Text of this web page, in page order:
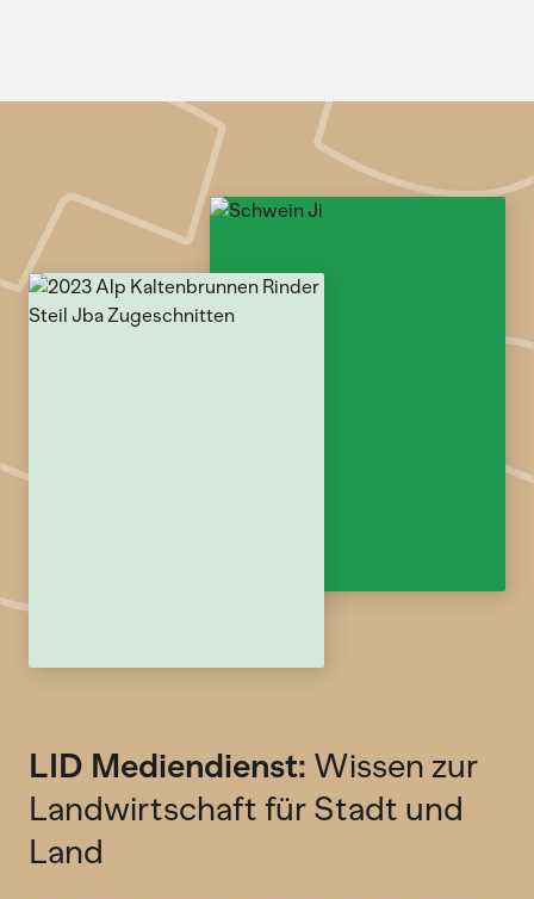
LID Mediendienst: Wissen zur
Landwirtschaft für Stadt und
Land